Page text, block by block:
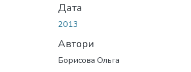
Дата
2013
Автори
Борисова Ольга